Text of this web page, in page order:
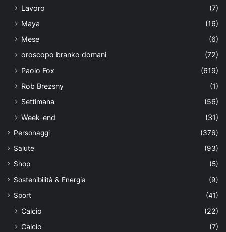
Lavoro
(7)
Maya
(16)
Mese
(6)
oroscopo branko domani
(72)
Paolo Fox
(619)
Rob Brezsny
(1)
Settimana
(56)
Week-end
(31)
Personaggi
(376)
Salute
(93)
Shop
(5)
Sostenibilità & Energia
(9)
Sport
(41)
Calcio
(22)
Calcio
(7)